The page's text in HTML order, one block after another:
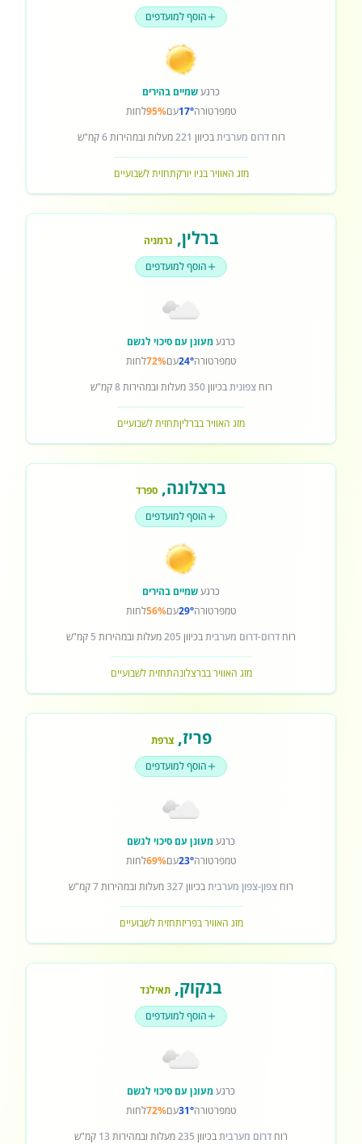
הוסף למועדפים
כרגעשמיים בהירים
טמפרטורה17°עם95%לחות
רוחדרום מערביתבכיוון 221מעלות ובמהירות6קמ"ש
מזג האוויר בניו יורקתחזית לשבועיים
ברלין, גרמניה
הוסף למועדפים
כרגעמעונן עם סיכוי לגשם
טמפרטורה24°עם72%לחות
רוחצפוניתבכיוון350מעלות ובמהירות8קמ"ש
מזג האוויר בברליןתחזית לשבועיים
ברצלונה, ספרד
הוסף למועדפים
כרגעשמיים בהירים
טמפרטורה29°עם56%לחות
רוח דרום-דרום מערביתבכיוון 205מעלות ובמהירות 5 קמ"ש
מזג האוויר בברצלונהתחזית לשבועיים
פריז,צרפת
הוסף למועדפים
כרגעמעונן עם סיכוי לגשם
טמפרטורה23°עם69%לחות
רוח צפון-צפון מערביתבכיוון327מעלות ובמהירות7קמ"ש
מזג האוויר בפריזתחזית לשבועיים
בנקוק, תאילנד
הוסף למועדפים
כרגעמעונן עם סיכוי לגשם
טמפרטורה31°עם72%לחות
רוח דרום מערביתבכיוון 235מעלות ובמהירות 13 קמ"ש